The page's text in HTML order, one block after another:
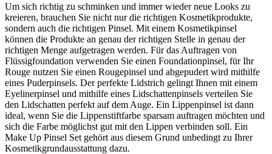
Um sich richtig zu schminken und immer wieder neue Looks zu
kreieren, brauchen Sie nicht nur die richtigen Kosmetikprodukte,
sondern auch die richtigen Pinsel. Mit einem Kosmetikpinsel
können die Produkte an genau der richtigen Stelle in genau der
richtigen Menge aufgetragen werden. Für das Auftragen von
Flüssigfoundation verwenden Sie einen Foundationpinsel, für Ihr
Rouge nutzen Sie einen Rougepinsel und abgepudert wird mithilfe
eines Puderpinsels. Der perfekte Lidstrich gelingt Ihnen mit einem
Eyelinerpinsel und mithilfe eines Lidschattenpinsels verteilen Sie
den Lidschatten perfekt auf dem Auge. Ein Lippenpinsel ist dann
ideal, wenn Sie die Lippenstiftfarbe sparsam auftragen möchten und
sich die Farbe möglichst gut mit den Lippen verbinden soll. Ein
Make Up Pinsel Set gehört aus diesem Grund unbedingt zu Ihrer
Kosmetikgrundausstattung dazu.